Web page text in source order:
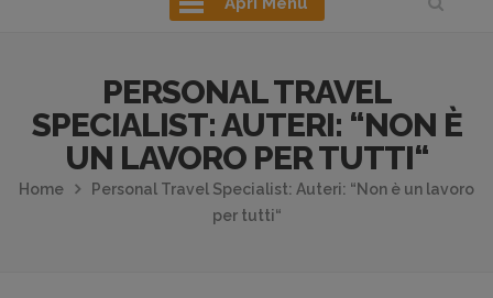
PERSONAL TRAVEL
SPECIALIST: AUTERI: “NON È
UN LAVORO PER TUTTI“
Home
Personal Travel Specialist: Auteri: “Non è un lavoro
per tutti“